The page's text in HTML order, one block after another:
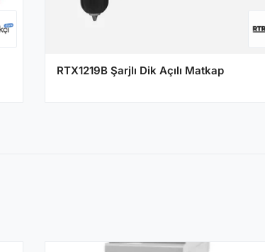
RTX1219B Şarjlı Dik Açılı Matkap